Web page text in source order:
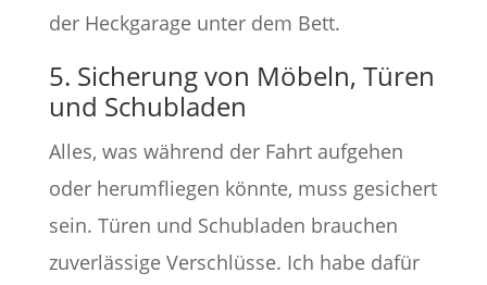
der Heckgarage unter dem Bett.
5. Sicherung von Möbeln, Türen
und Schubladen
Alles, was während der Fahrt aufgehen
oder herumfliegen könnte, muss gesichert
sein. Türen und Schubladen brauchen
zuverlässige Verschlüsse. Ich habe dafür